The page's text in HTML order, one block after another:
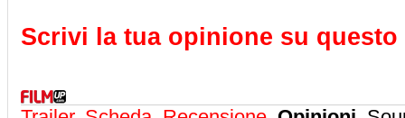
Scrivi la tua opinione su